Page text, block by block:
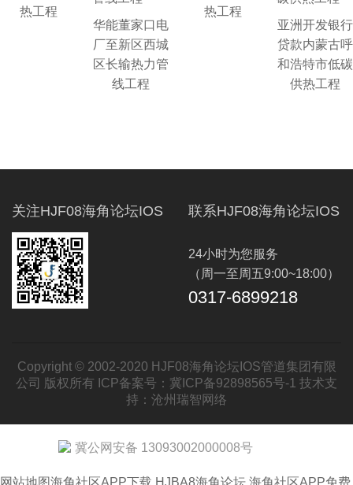
热工程
华能董家口电
厂至新区西城
区长输热力管
线工程
热工程
亚洲开发银行
贷款内蒙古呼
和浩特市低碳
供热工程
关注HJF08海角论坛IOS 联系HJF08海角论坛IOS
24小时为您服务
（周一至周五9:00~18:00）
0317-6899218
Copyright © 2002-2020 HJF08海角论坛IOS管道集团有限
公司 版权所有 ICP备案号： 冀ICP备92898565号-1 技术支
持： 沧州瑞智网络
冀公网安备 13093002000008号